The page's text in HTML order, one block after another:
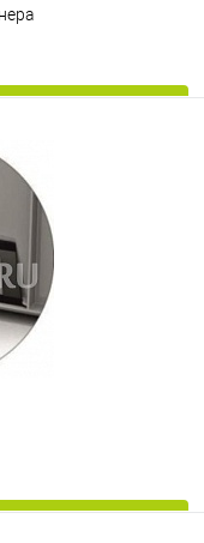
Под заказ